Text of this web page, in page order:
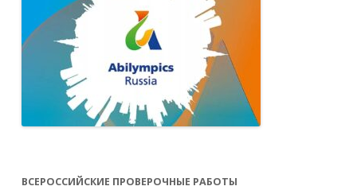
ВСЕРОССИЙСКИЕ ПРОВЕРОЧНЫЕ РАБОТЫ